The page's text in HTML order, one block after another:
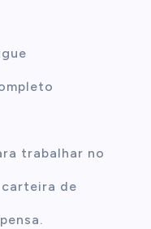
trabalhar no
de